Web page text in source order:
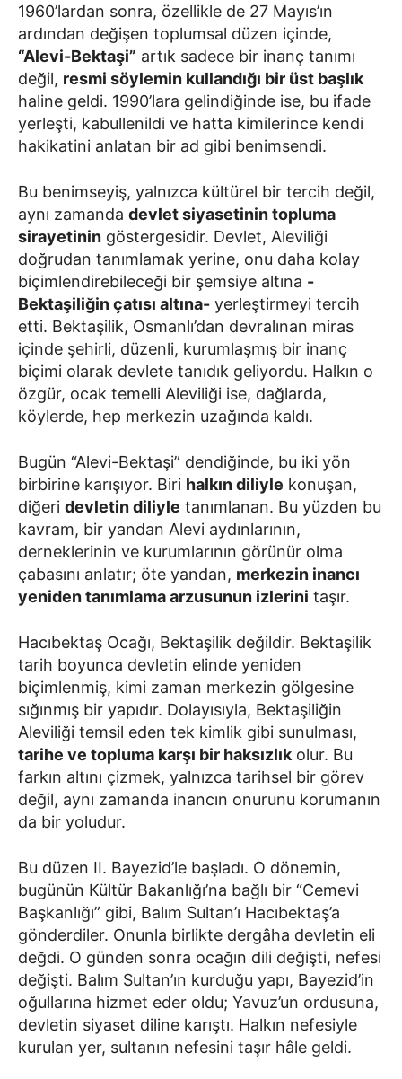
1960’lardan sonra, özellikle de 27 Mayıs’ın
ardından değişen toplumsal düzen içinde,
“Alevi-Bektaşi” artık sadece bir inanç tanımı
değil, resmi söylemin kullandığı bir üst başlık
haline geldi. 1990’lara gelindiğinde ise, bu ifade
yerleşti, kabullenildi ve hatta kimilerince kendi
hakikatini anlatan bir ad gibi benimsendi.
Bu benimseyiş, yalnızca kültürel bir tercih değil,
aynı zamanda devlet siyasetinin topluma
sirayetinin göstergesidir. Devlet, Aleviliği
doğrudan tanımlamak yerine, onu daha kolay
biçimlendirebileceği bir şemsiye altına -
Bektaşiliğin çatısı altına- yerleştirmeyi tercih
etti. Bektaşilik, Osmanlı’dan devralınan miras
içinde şehirli, düzenli, kurumlaşmış bir inanç
biçimi olarak devlete tanıdık geliyordu. Halkın o
özgür, ocak temelli Aleviliği ise, dağlarda,
köylerde, hep merkezin uzağında kaldı.
Bugün “Alevi-Bektaşi” dendiğinde, bu iki yön
birbirine karışıyor. Biri halkın diliyle konuşan,
diğeri devletin diliyle tanımlanan. Bu yüzden bu
kavram, bir yandan Alevi aydınlarının,
derneklerinin ve kurumlarının görünür olma
çabasını anlatır; öte yandan, merkezin inancı
yeniden tanımlama arzusunun izlerini taşır.
Hacıbektaş Ocağı, Bektaşilik değildir. Bektaşilik
tarih boyunca devletin elinde yeniden
biçimlenmiş, kimi zaman merkezin gölgesine
sığınmış bir yapıdır. Dolayısıyla, Bektaşiliğin
Aleviliği temsil eden tek kimlik gibi sunulması,
tarihe ve topluma karşı bir haksızlık olur. Bu
farkın altını çizmek, yalnızca tarihsel bir görev
değil, aynı zamanda inancın onurunu korumanın
da bir yoludur.
Bu düzen II. Bayezid’le başladı. O dönemin,
bugünün Kültür Bakanlığı’na bağlı bir “Cemevi
Başkanlığı” gibi, Balım Sultan’ı Hacıbektaş’a
gönderdiler. Onunla birlikte dergâha devletin eli
değdi. O günden sonra ocağın dili değişti, nefesi
değişti. Balım Sultan’ın kurduğu yapı, Bayezid’in
oğullarına hizmet eder oldu; Yavuz’un ordusuna,
devletin siyaset diline karıştı. Halkın nefesiyle
kurulan yer, sultanın nefesini taşır hâle geldi.